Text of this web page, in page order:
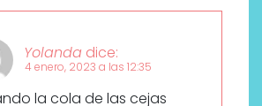
Yolanda dice:
4 enero, 2023 a las 12:35
la cola de las cejas